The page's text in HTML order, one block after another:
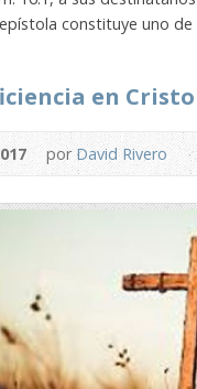
constituye uno
en Cristo
porDavid Rivero